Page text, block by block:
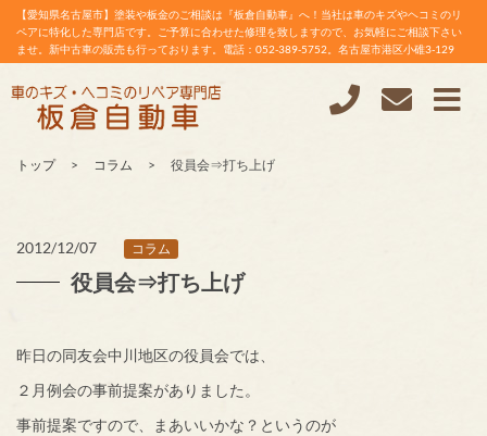
【愛知県名古屋市】塗装や板金のご相談は『板倉自動車』へ！当社は車のキズやヘコミのリ
ペアに特化した専門店です。ご予算に合わせた修理を致しますので、お気軽にご相談下さい
ませ。新中古車の販売も行っております。電話：052-389-5752。名古屋市港区小碓3-129
トップ コラム 役員会⇒打ち上げ
2012/12/07 コラム
役員会⇒打ち上げ
昨日の同友会中川地区の役員会では、
２月例会の事前提案がありました。
事前提案ですので、まあいいかな？というのが